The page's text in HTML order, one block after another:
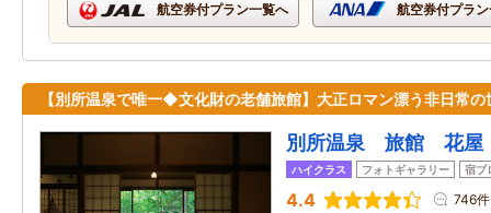
航空券付プラン一覧へ 航空券付プラ
【別所温泉で唯一◆文化財の老舗旅館】大正ロマン漂う非日常の
別所温泉 旅館 花屋
ハイクラス フォトギャラリー 宿ブ
4.4 746件